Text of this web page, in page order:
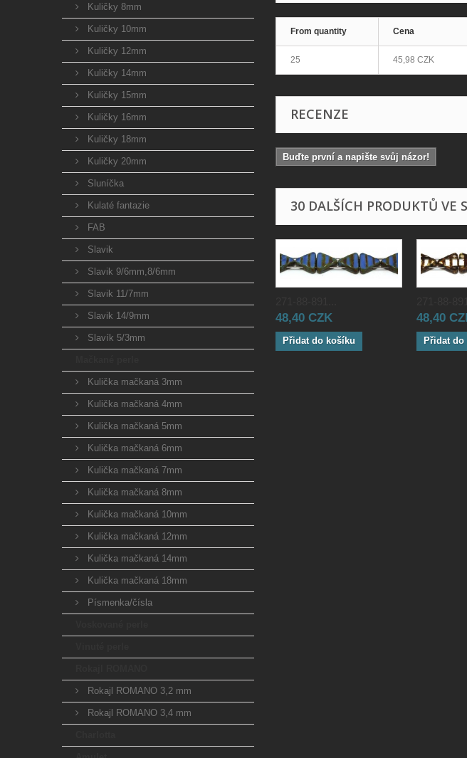
Kuličky 8mm
Kuličky 10mm
Kuličky 12mm
Kuličky 14mm
Kuličky 15mm
Kuličky 16mm
Kuličky 18mm
Kuličky 20mm
Sluníčka
Kulaté fantazie
FAB
Slavik
Slavik 9/6mm,8/6mm
Slavik 11/7mm
Slavik 14/9mm
Slavík 5/3mm
Kulička mačkaná 3mm
Kulička mačkaná 4mm
Kulička mačkaná 5mm
Kulička mačkaná 6mm
Kulička mačkaná 7mm
Kulička mačkaná 8mm
Kulička mačkaná 10mm
Kulička mačkaná 12mm
Kulička mačkaná 14mm
Kulička mačkaná 18mm
Písmenka/čísla
Rokajl ROMANO 3,2 mm
Rokajl ROMANO 3,4 mm
From quantity Cena
25 45,98 CZK
RECENZE
Buďte první a napište svůj názor!
30 DALŠÍCH PRODUKTŮ VE
48,40 CZK
Přidat do košíku
48,40
Přidat